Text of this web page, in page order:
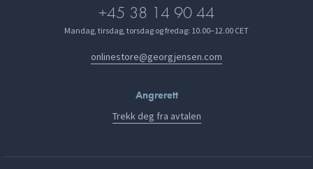
+45 38 14 90 44
Mandag, tirsdag, torsdag og fredag: 10.00–12.00 CET
onlinestore@georgjensen.com
Angrerett
Trekk deg fra avtalen